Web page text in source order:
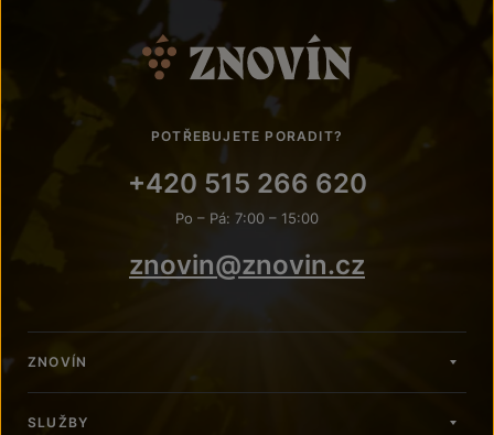
POTŘEBUJETE PORADIT?
+420 515 266 620
Po – Pá: 7:00 – 15:00
znovin@znovin.cz
ZNOVÍN
SLUŽBY